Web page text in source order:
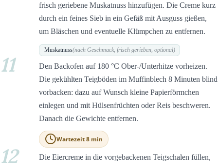
frisch geriebene Muskatnuss hinzufügen. Die Creme kurz
durch ein feines Sieb in ein Gefäß mit Ausguss gießen,
um Bläschen und eventuelle Klümpchen zu entfernen.
Muskatnuss(nach Geschmack, frisch gerieben, optional)
11
Den Backofen auf 180 °C Ober-/Unterhitze vorheizen.
Die gekühlten Teigböden im Muffinblech 8 Minuten blind
vorbacken: dazu auf Wunsch kleine Papierförmchen
einlegen und mit Hülsenfrüchten oder Reis beschweren.
Danach die Gewichte entfernen.
Wartezeit 8 min
12 Die Eiercreme in die vorgebackenen Teigschalen füllen,